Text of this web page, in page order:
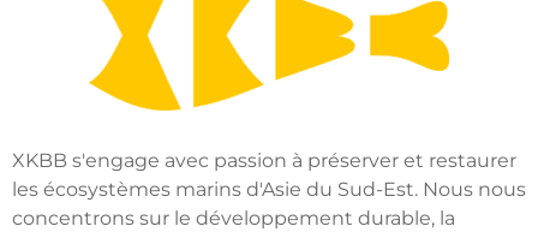
XKBB s'engage avec passion à préserver et restaurer
les écosystèmes marins d'Asie du Sud-Est. Nous nous
concentrons sur le développement durable, la